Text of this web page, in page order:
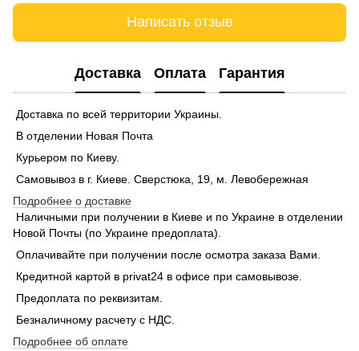
Написать отзыв
Доставка Оплата Гарантия
Доставка по всей территории Украины.
В отделении Новая Почта
Курьером по Киеву.
Самовывоз в г. Киеве. Сверстюка, 19, м. Левобережная
Подробнее о доставке
Наличными при получении в Киеве и по Украине в отделении
Новой Почты (по Украине предоплата).
Оплачивайте при получении после осмотра заказа Вами.
Кредитной картой в privat24 в офисе при самовывозе.
Предоплата по реквизитам.
Безналичному расчету с НДС.
Подробнее об оплате